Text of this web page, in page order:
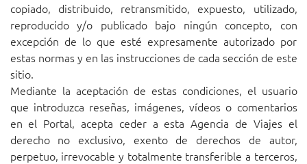
copiado, distribuido, retransmitido, expuesto, utilizado,
reproducido y/o publicado bajo ningún concepto, con
excepción de lo que esté expresamente autorizado por
estas normas y en las instrucciones de cada sección de este
sitio.
Mediante la aceptación de estas condiciones, el usuario
que introduzca reseñas, imágenes, vídeos o comentarios
en el Portal, acepta ceder a esta Agencia de Viajes el
derecho no exclusivo, exento de derechos de autor,
perpetuo, irrevocable y totalmente transferible a terceros,